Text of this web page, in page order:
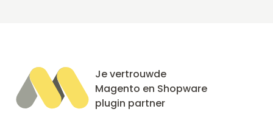
Je vertrouwde
Magento en Shopware
plugin partner